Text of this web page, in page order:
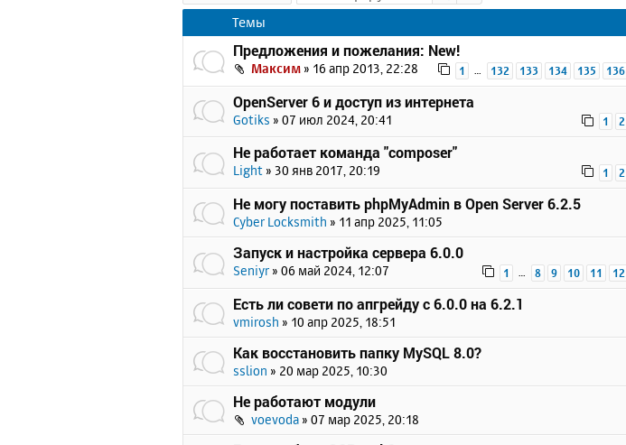
Темы
Предложения и пожелания: New!
Максим» 16 апр 2013, 22:28 1 132 133 134 135 136
OpenServer 6 и доступ из интернета
Gotiks » 07 июл 2024, 20:41 1 2
Не работает команда "composer"
Light » 30 янв 2017, 20:19 1 2
Не могу поставить phpMyAdmin в Open Server 6.2.5
Cyber Locksmith » 11 апр 2025, 11:05
Запуск и настройка сервера 6.0.0
Seniyr » 06 май 2024, 12:07 1 8 9 10 11 12
Есть ли совети по апгрейду с 6.0.0 на 6.2.1
vmirosh » 10 апр 2025, 18:51
Как восстановить папку MySQL 8.0?
sslion » 20 мар 2025, 10:30
Не работают модули
voevoda» 07 мар 2025, 20:18